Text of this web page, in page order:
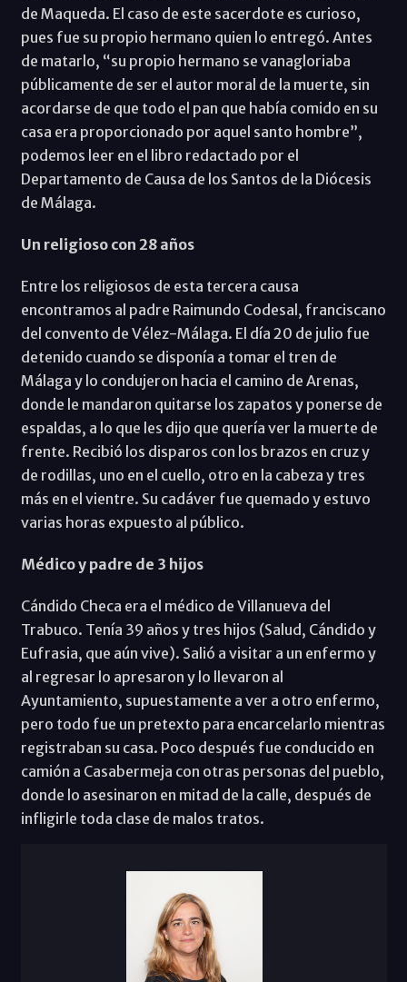
de Maqueda. El caso de este sacerdote es curioso,
pues fue su propio hermano quien lo entregó. Antes
de matarlo, “su propio hermano se vanagloriaba
públicamente de ser el autor moral de la muerte, sin
acordarse de que todo el pan que había comido en su
casa era proporcionado por aquel santo hombre”,
podemos leer en el libro redactado por el
Departamento de Causa de los Santos de la Diócesis
de Málaga.
Un religioso con 28 años
Entre los religiosos de esta tercera causa
encontramos al padre Raimundo Codesal, franciscano
del convento de Vélez-Málaga. El día 20 de julio fue
detenido cuando se disponía a tomar el tren de
Málaga y lo condujeron hacia el camino de Arenas,
donde le mandaron quitarse los zapatos y ponerse de
espaldas, a lo que les dijo que quería ver la muerte de
frente. Recibió los disparos con los brazos en cruz y
de rodillas, uno en el cuello, otro en la cabeza y tres
más en el vientre. Su cadáver fue quemado y estuvo
varias horas expuesto al público.
Médico y padre de 3 hijos
Cándido Checa era el médico de Villanueva del
Trabuco. Tenía 39 años y tres hijos (Salud, Cándido y
Eufrasia, que aún vive). Salió a visitar a un enfermo y
al regresar lo apresaron y lo llevaron al
Ayuntamiento, supuestamente a ver a otro enfermo,
pero todo fue un pretexto para encarcelarlo mientras
registraban su casa. Poco después fue conducido en
camión a Casabermeja con otras personas del pueblo,
donde lo asesinaron en mitad de la calle, después de
infligirle toda clase de malos tratos.